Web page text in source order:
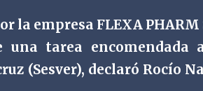
la empresa FLEXA PHARM
una tarea encomendada
(Sesver), declaró Rocío